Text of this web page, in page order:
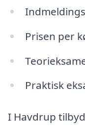
Prisen per
Praktisk
I Havdrup